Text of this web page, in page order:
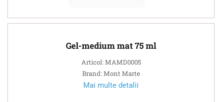
Gel-medium mat 75 ml
Articol: MAMD0005
Brand: Mont Marte
Mai multe detalii